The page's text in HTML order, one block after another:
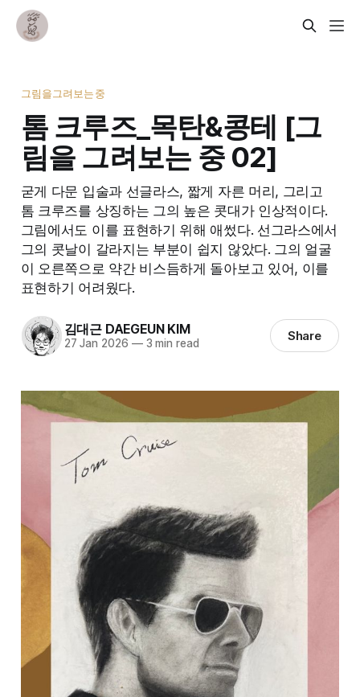
그림을그려보는중
톰 크루즈_목탄&콩테 [그
림을 그려보는 중 02]
굳게 다문 입술과 선글라스, 짧게 자른 머리, 그리고
톰 크루즈를 상징하는 그의 높은 콧대가 인상적이다.
그림에서도 이를 표현하기 위해 애썼다. 선그라스에서
그의 콧날이 갈라지는 부분이 쉽지 않았다. 그의 얼굴
이 오른쪽으로 약간 비스듬하게 돌아보고 있어, 이를
표현하기 어려웠다.
김대근 DAEGEUN KIM
27 Jan 2026 —3 min read Share